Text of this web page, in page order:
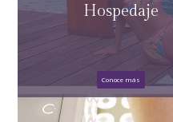
Hospedaje
Conoce más